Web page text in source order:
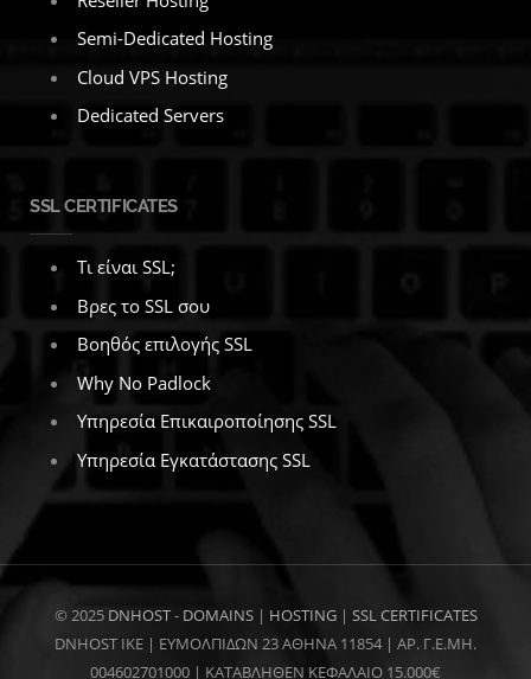
Semi-Dedicated Hosting
Cloud VPS Hosting
Dedicated Servers
SSL CERTIFICATES
Τι είναι SSL;
Βρες το SSL σου
Βοηθός επιλογής SSL
Why No Padlock
Υπηρεσία Επικαιροποίησης SSL
Υπηρεσία Εγκατάστασης SSL
© 2025 DNHOST- DOMAINS| HOSTING| SSL CERTIFICATES
DNHOST IKE | ΕΥΜΟΛΠΙΔΩΝ 23 ΑΘΗΝΑ 11854 | AP. Γ.Ε.ΜΗ.
004602701000 | ΚΑΤΑΒΛΗΘΕΝ ΚΕΦΑΛΑΙΟ 15.000€